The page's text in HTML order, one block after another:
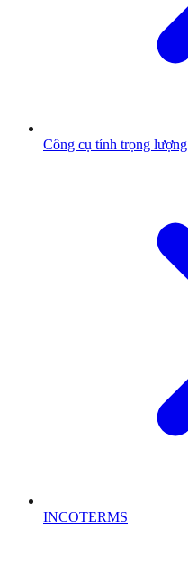
Công cụ tính trọng lượng
INCOTERMS